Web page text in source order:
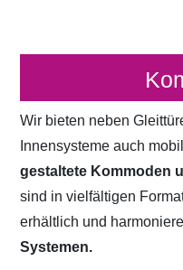
Wir bieten neben
Innensysteme auch
gestaltete Kommoden
sind in vielfältigen
erhältlich und
Systemen.